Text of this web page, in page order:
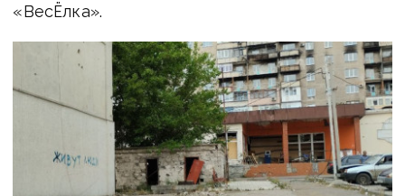
«ВесЁлка».